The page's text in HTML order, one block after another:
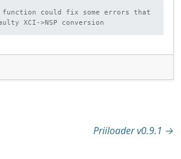
function could fix some errors that
XCI->NSP conversion
Priiloader v0.9.1 →